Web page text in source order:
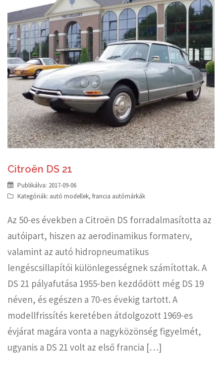
Citroën DS 21
Publikálva: 2017-09-06
Kategóriák: autó modellek, francia autómárkák
Az 50-es években a Citroën DS forradalmasította az
autóipart, hiszen az aerodinamikus formaterv,
valamint az autó hidropneumatikus
lengéscsillapítói különlegességnek számítottak. A
DS 21 pályafutása 1955-ben kezdődött még DS 19
néven, és egészen a 70-es évekig tartott. A
modellfrissítés keretében átdolgozott 1969-es
évjárat magára vonta a nagyközönség figyelmét,
ugyanis a DS 21 volt az első francia […]